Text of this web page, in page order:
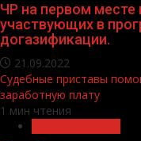
ЧР на первом месте
участвующих в
догазификации.
21.09.2022
Судебные приставы
заработную плату
1 мин чтения